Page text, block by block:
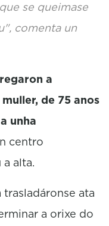
se queimase
comenta un
a
de 75 anos
unha
centro
alta.
ata
a orixe do